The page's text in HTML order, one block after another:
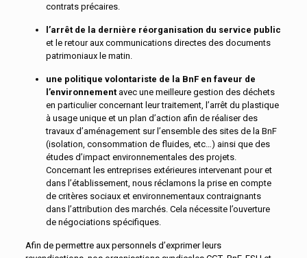
contrats précaires.
l’arrêt de la dernière réorganisation du service public
et le retour aux communications directes des documents
patrimoniaux le matin.
une politique volontariste de la BnF en faveur de
l’environnementavec une meilleure gestion des déchets
en particulier concernant leur traitement, l’arrêt du plastique
à usage unique et un plan d’action afin de réaliser des
travaux d’aménagement sur l’ensemble des sites de la BnF
(isolation, consommation de fluides, etc…) ainsi que des
études d’impact environnementales des projets.
Concernant les entreprises extérieures intervenant pour et
dans l’établissement, nous réclamons la prise en compte
de critères sociaux et environnementaux contraignants
dans l’attribution des marchés. Cela nécessite l’ouverture
de négociations spécifiques.
Afin de permettre aux personnels d’exprimer leurs